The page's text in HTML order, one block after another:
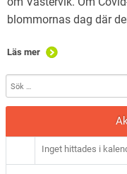
blommornas dag där
Läs mer
Inget hittades i